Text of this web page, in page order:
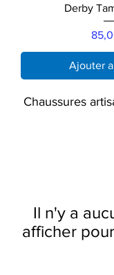
Derby
Prix
Ajouter
Chaussures
Il n'y a
afficher